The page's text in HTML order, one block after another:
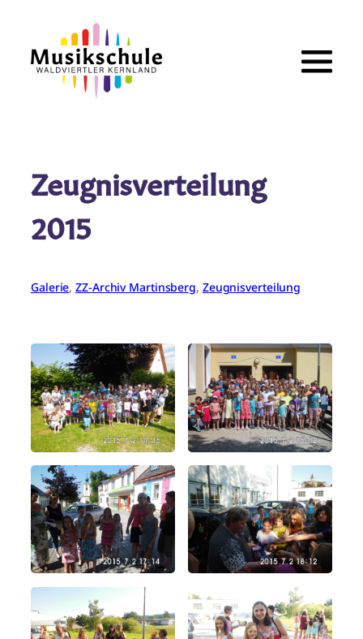
springen
Zeugnisverteilung
2015
Galerie, ZZ-Archiv Martinsberg, Zeugnisverteilung